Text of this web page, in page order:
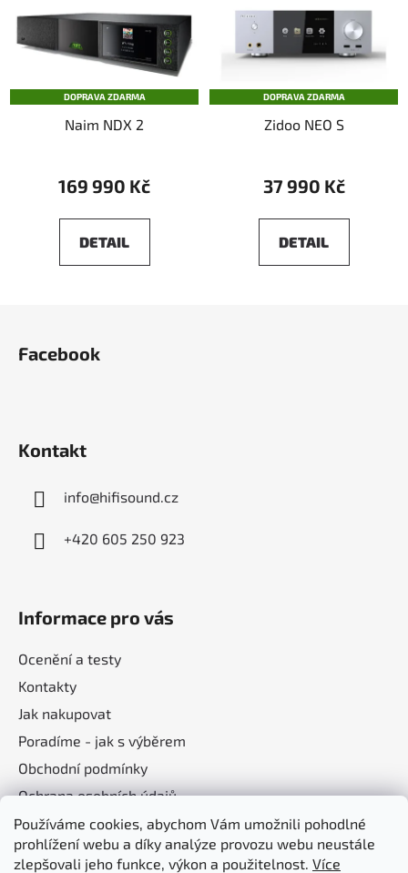
Používáme cookies, abychom Vám umožnili pohodlné
prohlížení webu a díky analýze provozu webu neustále
zlepšovali jeho funkce, výkon a použitelnost. Více
DOPRAVA ZDARMA
Naim NDX 2
169 990 Kč
DETAIL
DOPRAVA ZDARMA
Zidoo NEO S
37 990 Kč
DETAIL
Facebook
Kontakt
info@hifisound.cz
+420 605 250 923
Informace pro vás
Ocenění a testy
Kontakty
Jak nakupovat
Poradíme - jak s výběrem
Obchodní podmínky
Ochrana osobních údajů
Nákupní košík